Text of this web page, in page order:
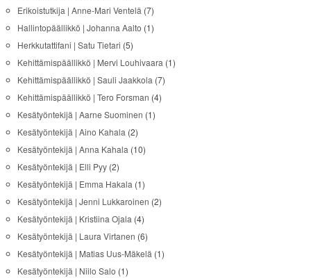
Erikoistutkija | Anne-Mari Ventelä (7)
Hallintopäällikkö | Johanna Aalto (1)
Herkkutattifani | Satu Tietari (5)
Kehittämispäällikkö | Mervi Louhivaara (1)
Kehittämispäällikkö | Sauli Jaakkola (7)
Kehittämispäällikkö | Tero Forsman (4)
Kesätyöntekijä | Aarne Suominen (1)
Kesätyöntekijä | Aino Kahala (2)
Kesätyöntekijä | Anna Kahala (10)
Kesätyöntekijä | Elli Pyy(2)
Kesätyöntekijä | Emma Hakala (1)
Kesätyöntekijä | Jenni Lukkaroinen (2)
Kesätyöntekijä | Kristiina Ojala (4)
Kesätyöntekijä | Laura Virtanen (6)
Kesätyöntekijä | Matias Uus-Mäkelä (1)
Kesätyöntekijä | Niilo Salo (1)